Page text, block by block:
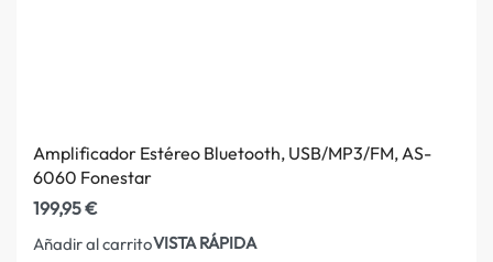
Amplificador Estéreo Bluetooth, USB/MP3/FM, AS-
6060 Fonestar
199,95€
Añadir al carritoVISTA RÁPIDA